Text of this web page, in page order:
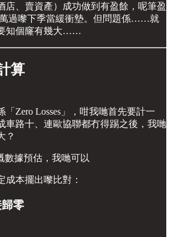
店、賣資產）成功做到有盈餘，呢筆盈
萬過嚟下季當緩衝墊。但問題係……就
知個窿有幾大……
算
「Zero Losses」，咁我哋首先要計一
車路十、連歐協聯都冇得踢之後，我哋
？
數據預估，我哋可以
成本擺出嚟比對：
零